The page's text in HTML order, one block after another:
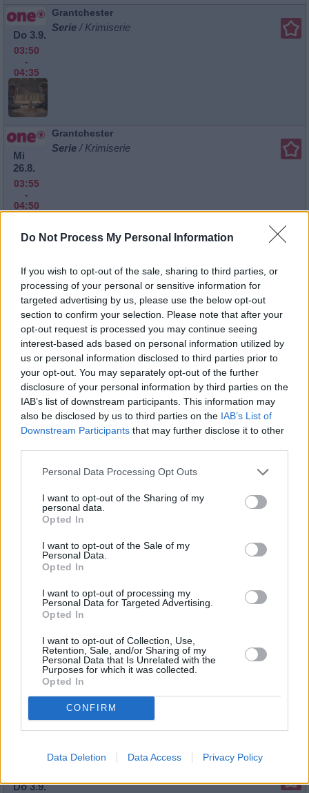
Do Not Process My Personal Information
If you wish to opt-out of the sale, sharing to third parties, or
processing of your personal or sensitive information for
targeted advertising by us, please use the below opt-out
section to confirm your selection. Please note that after your
opt-out request is processed you may continue seeing
interest-based ads based on personal information utilized by
us or personal information disclosed to third parties prior to
your opt-out. You may separately opt-out of the further
disclosure of your personal information by third parties on the
IAB’s list of downstream participants. This information may
also be disclosed by us to third parties on the IAB’s List of
Downstream Participants that may further disclose it to other
Personal Data Processing Opt Outs
I want to opt-out of the Sharing of my
personal data.
Opted In
I want to opt-out of the Sale of my
Personal Data.
Opted In
I want to opt-out of processing my
Personal Data for Targeted Advertising.
Opted In
I want to opt-out of Collection, Use,
Retention, Sale, and/or Sharing of my
Personal Data that Is Unrelated with the
Purposes for which it was collected.
Opted In
CONFIRM
Data Deletion Data Access Privacy Policy
Do 3.9.
03:50
-
04:35
Grantchester
Serie / Krimiserie
Mi
26.8.
03:55
-
04:50
Grantchester
Serie / Krimiserie
Mo 7.9.
22:30
-
23:20
Grantchester
Sidney fühlt sich verlorener denn je und kann sich kaum
letzten Worte einer ermordeten Frau erinnern, während
einem verfallenden Slum ermittelt, wo er auf ein...
Serie/ Krimiserie
31.8.
-
23:55
Grantchester
Ein vermisstes Kind versetzt das Dorf in Angst und
an Sidney, die Gemeinschaft in ihrer größten Not
zusammenzuhalten. Als der Vikar der Wahrheit über
das...
Grantchester
Serie / Krimiserie
Grantchester
Serie/ Krimiserie
Grantchester
Serie/ Krimiserie
Serie/ Krimiserie
Do 3.9.
Grantchester